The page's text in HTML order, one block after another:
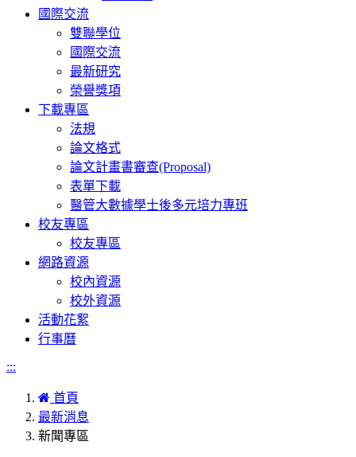
國際交流
雙聯學位
國際交流
最新研究
榮譽獎項
下載專區
法規
論文格式
論文計畫書審查(Proposal)
表單下載
醫管大數據學士後多元培力專班
校友專區
校友專區
網路資源
校內資源
校外資源
活動花絮
行事曆
:::
首頁
最新消息
新聞專區